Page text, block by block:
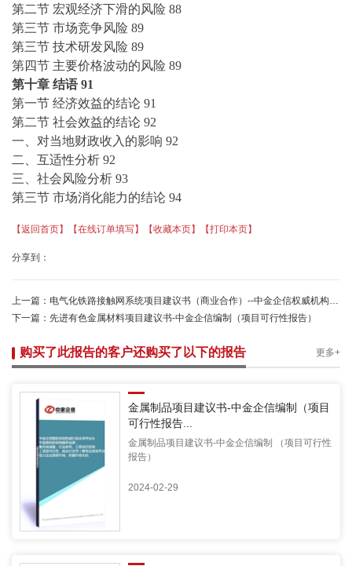
第二节 宏观经济下滑的风险 88
第三节 市场竞争风险 89
第三节 技术研发风险 89
第四节 主要价格波动的风险 89
第十章 结语 91
第一节 经济效益的结论 91
第二节 社会效益的结论 92
一、对当地财政收入的影响 92
二、互适性分析 92
三、社会风险分析 93
第三节 市场消化能力的结论 94
【返回首页】 【在线订单填写】 【收藏本页】 【打印本页】
分享到：
上一篇： 电气化铁路接触网系统项目建议书（商业合作）--中金企信权威机构编制
下一篇： 先进有色金属材料项目建议书-中金企信编制（项目可行性报告）
购买了此报告的客户还购买了以下的报告 更多+
金属制品项目建议书-中金企信编制（项目
可行性报告...
金属制品项目建议书-中金企信编制 （项目可行性
报告）
2024-02-29